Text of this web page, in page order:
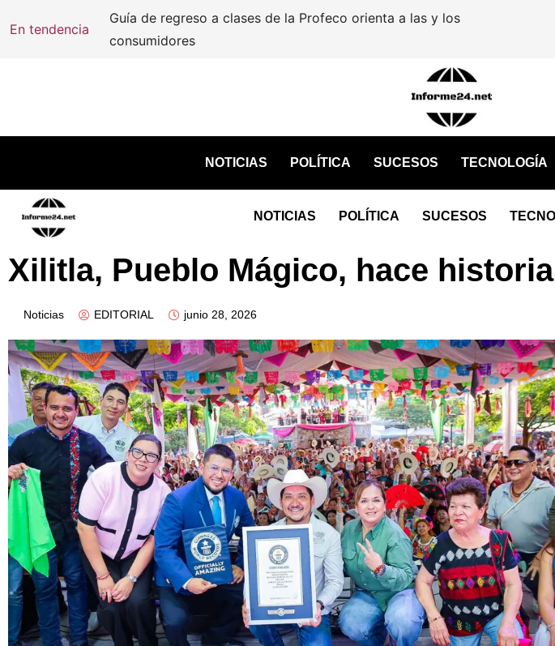
En tendencia
NOTICIAS POLÍTICA SUCESOS TECNOLOGÍA
NOTICIAS POLÍTICA SUCESOS
Xilitla, Pueblo Mágico, hace
Noticias EDITORIAL junio 28, 2026